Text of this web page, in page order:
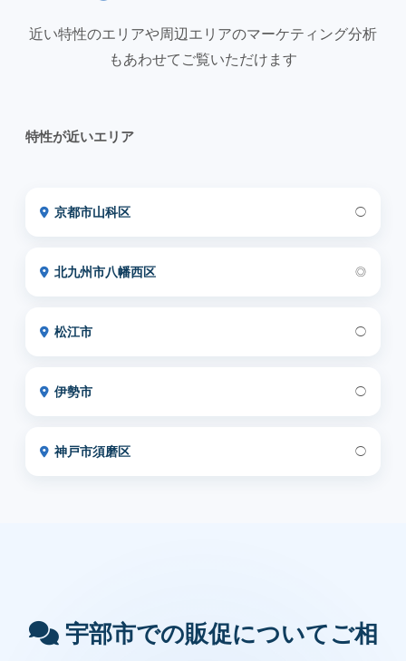
近い特性のエリアや周辺エリアのマーケティング分析
もあわせてご覧いただけます
特性が近いエリア
京都市山科区 ◯
北九州市八幡西区 ◎
松江市 ◯
伊勢市 ◯
神戸市須磨区 ◯
宇部市での販促についてご相